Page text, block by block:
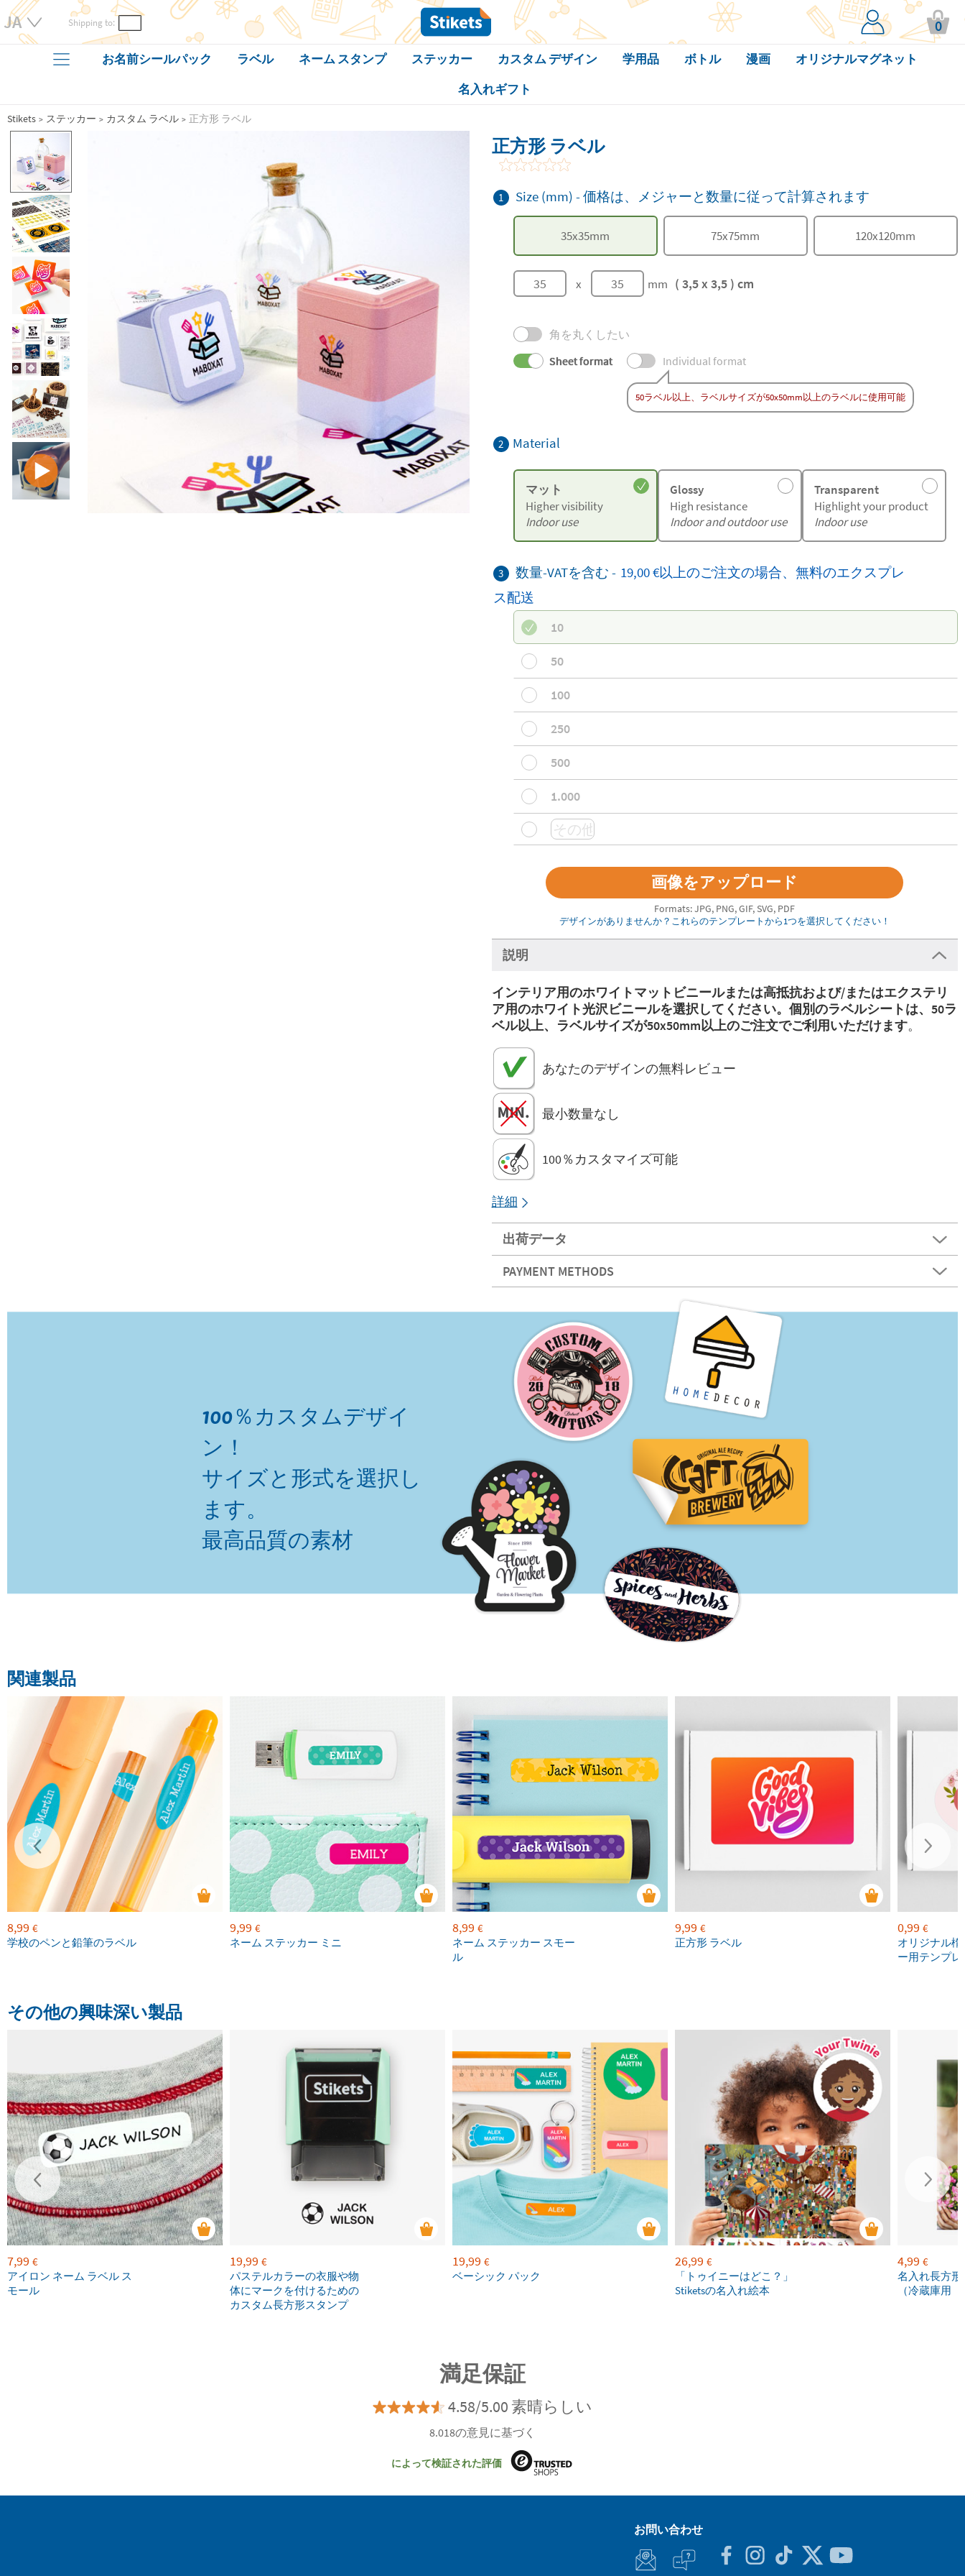
Shipping to: 0
お名前シールパック ラベル ネーム スタンプ ステッカー カスタム デザイン 学用品 ボトル 漫画
オリジナルマグネット
名入れギフト
Stikets ステッカー カスタム ラベル 正方形 ラベル
正方形 ラベル
1 Size (mm) -価格は、メジャーと数量に従って計算されます
35x35mm 75x75mm 120x120mm
x mm ( 3,5 x 3,5 ) cm
角を丸くしたい
Sheet format
Individual format
50ラベル以上、ラベルサイズが50x50mm以上のラベルに使用可能
2 Material
マット
Higher visibility
Indoor use
Glossy
High resistance
Indoor and outdoor use
Transparent
Highlight your product
Indoor use
3 数量-VATを含む - 19,00 €以上のご注文の場合、無料のエクスプレ
ス配送
10
50
100
250
500
1.000
Formats: JPG, PNG, GIF, SVG, PDF
デザインがありませんか？これらのテンプレートから1つを選択してください！
説明
インテリア用のホワイトマットビニールまたは高抵抗および/またはエクステリ
ア用のホワイト光沢ビニールを選択してください。 個別のラベルシートは、50ラ
ベル以上、ラベルサイズが50x50mm以上のご注文でご利用いただけます。
あなたのデザインの無料レビュー
最小数量なし
100％カスタマイズ可能
詳細
出荷データ
PAYMENT METHODS
100％カスタムデザイ
ン！
サイズと形式を選択し
ます。
最高品質の素材
関連製品
8,99 €
学校のペンと鉛筆のラベル
9,99 €
ネーム ステッカー ミニ
8,99 €
ネーム ステッカー スモー
ル
9,99 €
正方形 ラベル
0,99 €
オリジナル
ー用テンプレ
その他の興味深い製品
7,99 €
アイロン ネーム ラベル ス
モール
19,99 €
パステルカラーの衣服や物
体にマークを付けるための
カスタム長方形スタンプ
19,99 €
ベーシック パック
26,99 €
「トゥイニーはどこ？」
Stiketsの名入れ絵本
4,99 €
名入れ長方
（冷蔵庫用
満足保証
4.58/5.00 素晴らしい
8.018の意見に基づく
によって検証された評価
お問い合わせ